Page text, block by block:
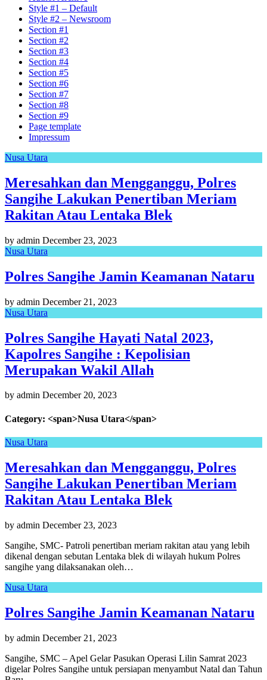
Style #1 – Default
Style #2 – Newsroom
Section #1
Section #2
Section #3
Section #4
Section #5
Section #6
Section #7
Section #8
Section #9
Page template
Impressum
Nusa Utara
Meresahkan dan Mengganggu, Polres
Sangihe Lakukan Penertiban Meriam
Rakitan Atau Lentaka Blek
by admin December 23, 2023
Nusa Utara
Polres Sangihe Jamin Keamanan Nataru
by admin December 21, 2023
Nusa Utara
Polres Sangihe Hayati Natal 2023,
Kapolres Sangihe : Kepolisian
Merupakan Wakil Allah
by admin December 20, 2023
Category: <span>Nusa Utara</span>
Nusa Utara
Meresahkan dan Mengganggu, Polres
Sangihe Lakukan Penertiban Meriam
Rakitan Atau Lentaka Blek
by admin December 23, 2023
Sangihe, SMC- Patroli penertiban meriam rakitan atau yang lebih
dikenal dengan sebutan Lentaka blek di wilayah hukum Polres
sangihe yang dilaksanakan oleh…
Nusa Utara
Polres Sangihe Jamin Keamanan Nataru
by admin December 21, 2023
Sangihe, SMC – Apel Gelar Pasukan Operasi Lilin Samrat 2023
digelar Polres Sangihe untuk persiapan menyambut Natal dan Tahun